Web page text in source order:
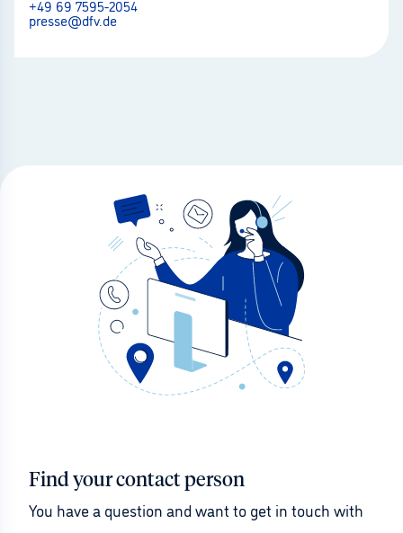
+49 69 7595-2054
presse@dfv.de
Find your contact person
You have a question and want to get in touch with